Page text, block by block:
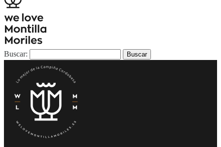
Buscar: